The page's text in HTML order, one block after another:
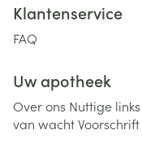
Klantenservice
FAQ
Uw apotheek
Over ons Nuttige links
van wachtVoorschrift